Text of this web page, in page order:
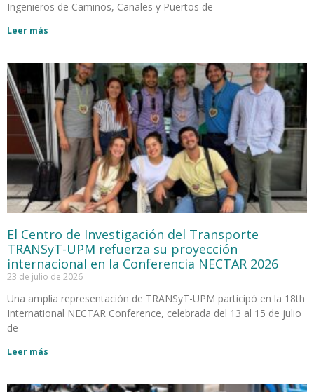
Ingenieros de Caminos, Canales y Puertos de
Leer más
El Centro de Investigación del Transporte
TRANSyT-UPM refuerza su proyección
internacional en la Conferencia NECTAR 2026
23 de julio de 2026
Una amplia representación de TRANSyT-UPM participó en la 18th
International NECTAR Conference, celebrada del 13 al 15 de julio
de
Leer más